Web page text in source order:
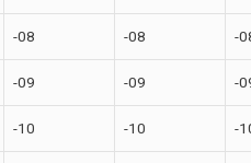
-08 -08 -
-09 -09 -
-10 -10 -